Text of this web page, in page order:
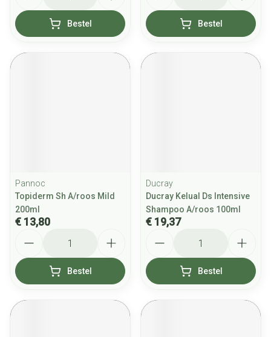
Bestel Bestel
Pannoc
Topiderm Sh A/roos Mild
200ml
€ 13,80
Bestel
Ducray
Ducray Kelual Ds Intensive
Shampoo A/roos 100ml
€ 19,37
Bestel